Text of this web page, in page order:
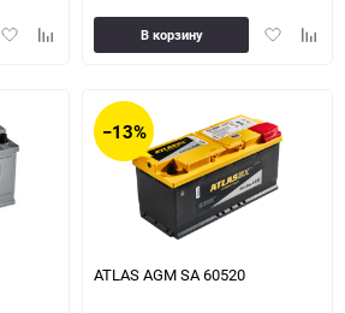
ДобавитьДобавить
Добавить
В корзину
−13%
ATLAS AGM SA 60520